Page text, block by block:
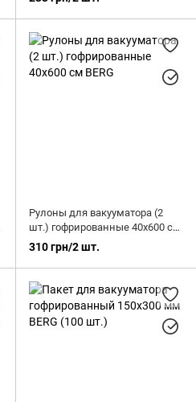
Рулоны для вакууматора (2
шт.) гофрированные 40х600 см
BERG
310 грн/2 шт.